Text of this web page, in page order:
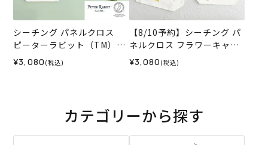
シーチング パネルクロス
ピーターラビット（TM）＆
フラワー＜01X＞生地 ホビ
ーラホビーレデザインコレ
¥3,080 (税込)
【8/10予約】シーチング パ
ネルクロス フラワーキャッ
ト＜01X＞生地 ホビーラホ
ビーレデザインコレクショ
¥3,080 (税込)
カテゴリーから探す